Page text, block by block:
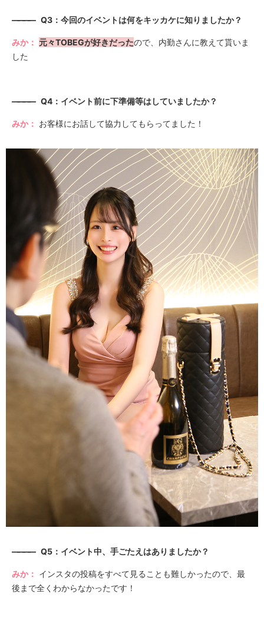
———— Q3：今回のイベントは何をキッカケに知りましたか？
みか： 元々TOBEGが好きだったので、内勤さんに教えて貰いま
した
———— Q4：イベント前に下準備等はしていましたか？
みか： お客様にお話して協力してもらってました！
———— Q5：イベント中、手ごたえはありましたか？
みか： インスタの投稿をすべて見ることも難しかったので、最
後まで全くわからなかったです！